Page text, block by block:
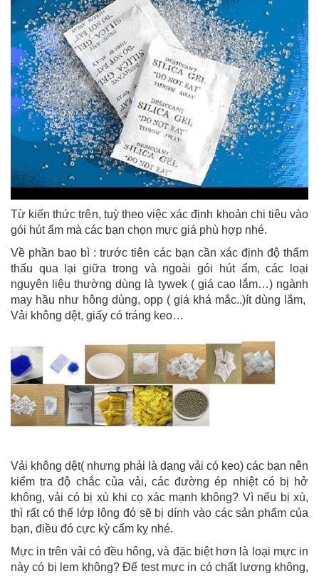
Từ kiến thức trên, tuỳ theo việc xác định khoản chi tiêu vào
gói hút ẩm mà các bạn chọn mực giá phù hợp nhé.
Về phần bao bì : trước tiên các bạn cần xác định độ thẩm
thấu qua lại giữa trong và ngoài gói hút ẩm, các loại
nguyên liệu thường dùng là tywek ( giá cao lắm…) ngành
may hầu như hông dùng, opp ( giá khá mắc..)ít dùng lắm,
Vải không dệt, giấy có tráng keo…
Vải không dệt( nhưng phải là dạng vải có keo) các bạn nên
kiểm tra độ chắc của vải, các đường ép nhiệt có bị hở
không, vải có bị xù khi cọ xác mạnh không? Vì nếu bị xù,
thì rất có thể lớp lông đó sẽ bị dính vào các sản phẩm của
bạn, điều đó cực kỳ cấm kỵ nhé.
Mực in trên vải có đều hông, và đặc biệt hơn là loại mực in
này có bị lem không? Để test mực in có chất lượng không,